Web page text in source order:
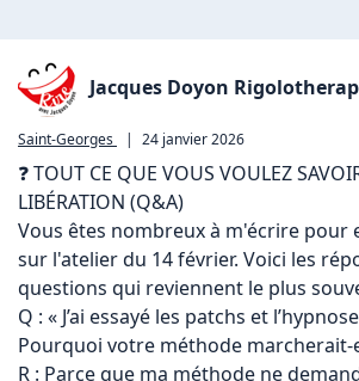
Jacques Doyon
Saint-Georges | 24 janvier 2026
❓ TOUT CE QUE VOUS VOULEZ
LIBÉRATION (Q&A)
Vous êtes nombreux à m'écrire pour
sur l'atelier du 14 février. Voici les
questions qui reviennent le plus
Q : « J’ai essayé les patchs et
Pourquoi votre méthode marcherait-
R : Parce que ma méthode ne